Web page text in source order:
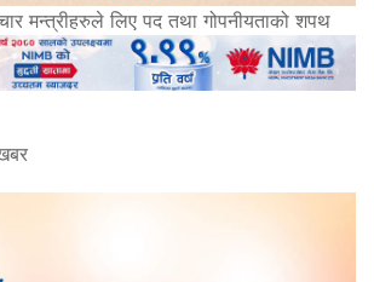
मन्त्रीहरुले लिए पद तथा गोपनीयताको शपथ